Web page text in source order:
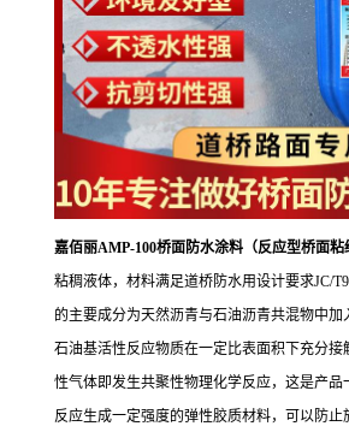
嘉佰丽AMP-100桥面防水涂料（反应型桥面粘
粘稠液体，材料满足道桥防水用设计要求JC/
的主要成分为天然沥青与石油沥青共混物中加
石油基活性反应物质在一定比表面积下充分接
性气体即发生共聚性物理化学反应，这是产
反应生成一定强度的弹性胶质材料，可以防